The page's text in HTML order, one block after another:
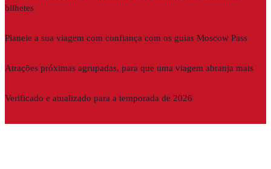
bilhetes
Planeie a sua viagem com confiança com os guias Moscow Pass
Atrações próximas agrupadas, para que uma viagem abranja mais
Verificado e atualizado para a temporada de 2026